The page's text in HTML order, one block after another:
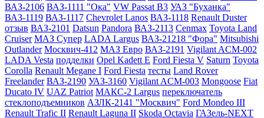
ВАЗ-2106 ВАЗ-1111 "Ока" VW Passat B3 УАЗ "Буханка"
ВАЗ-1119 ВАЗ-1117 Chevrolet Lanos ВАЗ-1118 Renault Duster
отзыв ВАЗ-2101 Datsun Pandora ВАЗ-2113 Cenmax Toyota Land
Cruiser МАЗ Супер LADA Largus ВАЗ-21218 "Фора" Mitsubishi
Outlander Москвич-412 МАЗ Евро ВАЗ-2191 Vigilant ACM-002
LADA Vesta подделки Opel Kadett E Ford Fiesta V Saturn Toyota
Corolla Renault Megane I Ford Fiesta тесты Land Rover
Freelander ВАЗ-2190 УАЗ-3160 Vigilant ACM-003 Mongoose Fiat
Ducato IV UAZ Patriot МАКС-2 Largus переключатель
стеклоподъемников АЗЛК-2141 "Москвич" Ford Mondeo III
Renault Trafic II Renault Laguna II Skoda Octavia ГАЗель-NEXT